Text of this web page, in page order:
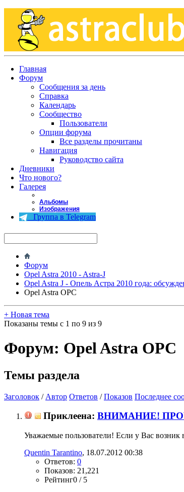
Главная
Форум
Сообщения за день
Справка
Календарь
Сообщество
Пользователи
Опции форума
Все разделы прочитаны
Навигация
Руководство сайта
Дневники
Что нового?
Галерея
Альбомы
Изображения
Группа в Telegram
Форум
Opel Astra 2010 - Astra-J
Opel Astra J - Опель Астра 2010 года:
Opel Astra OPC
+ Новая тема
Показаны темы с 1 по 9 из 9
Форум: Opel Astra OPC
Темы раздела
Заголовок / Автор Ответов /Показов Последнее
Приклеена: ВНИМАНИЕ!
Уважаемые пользователи! Если у Вас возник
Quentin Tarantino‎, 18.07.2012 00:38
Ответов: 0
Показов: 21,221
Рейтинг0 / 5